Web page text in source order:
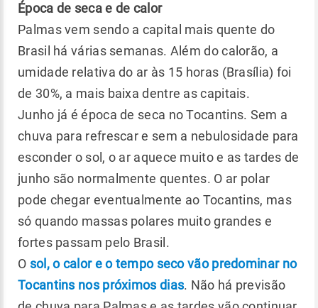
Época de seca e de calor
Palmas vem sendo a capital mais quente do
Brasil há várias semanas. Além do calorão, a
umidade relativa do ar às 15 horas (Brasília) foi
de 30%, a mais baixa dentre as capitais.
Junho já é época de seca no Tocantins. Sem a
chuva para refrescar e sem a nebulosidade para
esconder o sol, o ar aquece muito e as tardes de
junho são normalmente quentes. O ar polar
pode chegar eventualmente ao Tocantins, mas
só quando massas polares muito grandes e
fortes passam pelo Brasil.
O sol, o calor e o tempo seco vão predominar no
Tocantins nos próximos dias. Não há previsão